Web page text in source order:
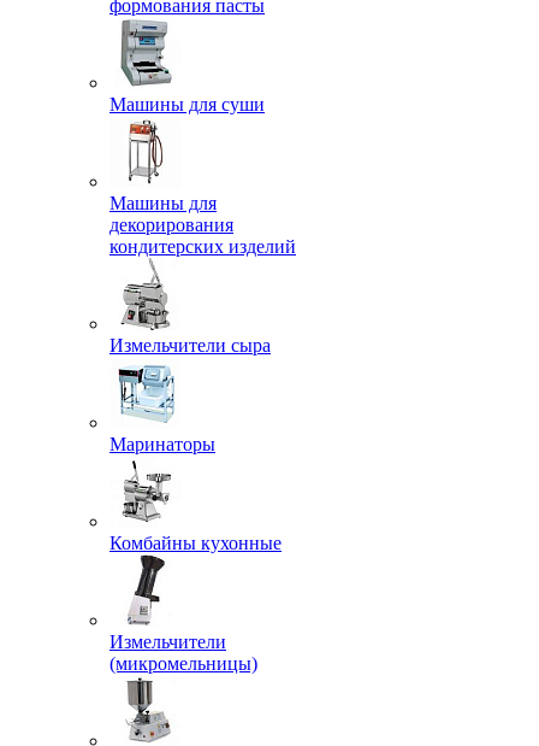
формования пасты
Машины для суши
Машины для
декорирования
кондитерских изделий
Измельчители сыра
Маринаторы
Комбайны кухонные
Измельчители
(микромельницы)